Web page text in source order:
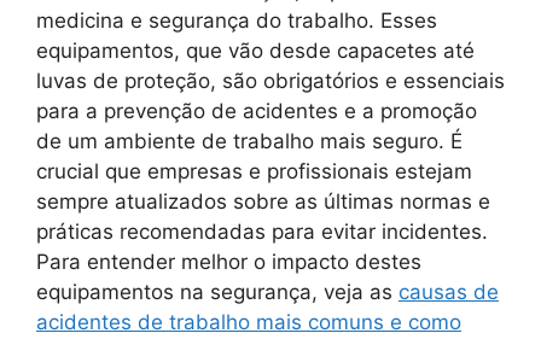
medicina e segurança do trabalho. Esses
equipamentos, que vão desde capacetes até
luvas de proteção, são obrigatórios e essenciais
para a prevenção de acidentes e a promoção
de um ambiente de trabalho mais seguro. É
crucial que empresas e profissionais estejam
sempre atualizados sobre as últimas normas e
práticas recomendadas para evitar incidentes.
Para entender melhor o impacto destes
equipamentos na segurança, veja as causas de
acidentes de trabalho mais comuns e como